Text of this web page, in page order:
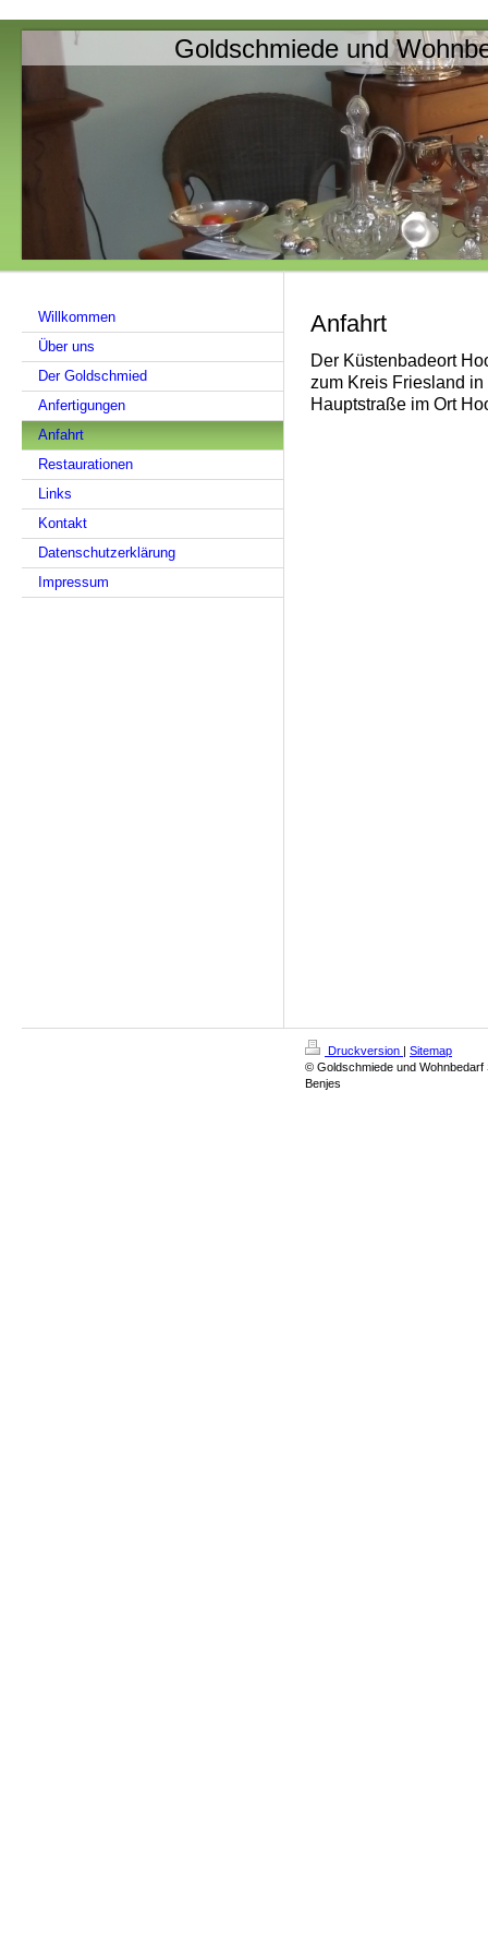
Goldschmiede und
Willkommen
Über uns
Der Goldschmied
Anfertigungen
Anfahrt
Restaurationen
Links
Kontakt
Datenschutzerklärung
Impressum
Anfahrt
Der Küstenbadeort
zum Kreis Friesland
Hauptstraße im Ort
Druckversion
Sitemap
© Goldschmiede und Wohnbedarf
Benjes